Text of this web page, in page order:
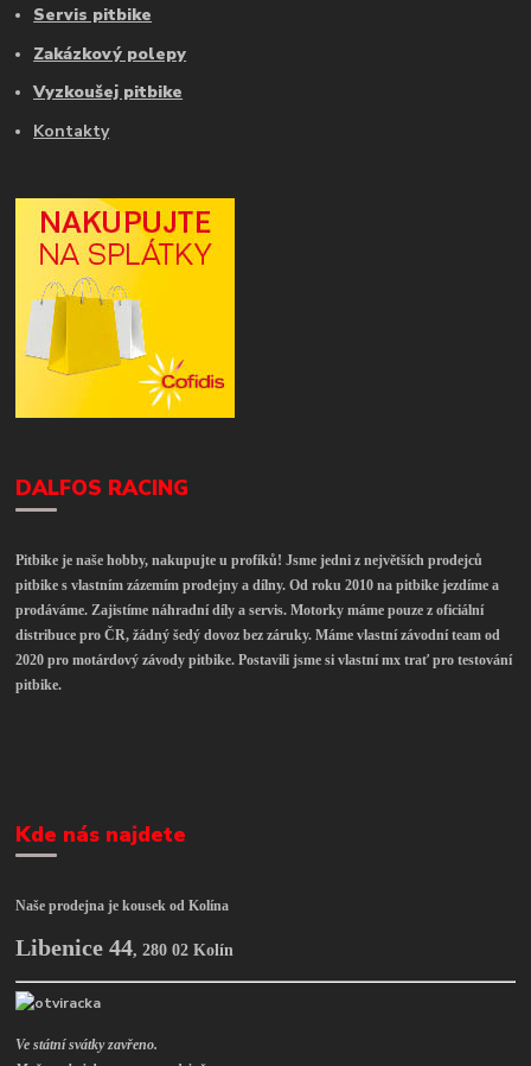
Servis pitbike
Zakázkový polepy
Vyzkoušej pitbike
Kontakty
DALFOS RACING
Pitbike je naše hobby, nakupujte u profíků! Jsme jedni z největších prodejců
pitbike s vlastním zázemím prodejny a dílny. Od roku 2010 na pitbike jezdíme a
prodáváme. Zajistíme náhradní díly a servis. Motorky máme pouze z oficiální
distribuce pro ČR, žádný šedý dovoz bez záruky. Máme vlastní závodní team od
2020 pro motárdový závody pitbike. Postavili jsme si vlastní mx trať pro testování
pitbike.
Kde nás najdete
Naše prodejna je kousek od Kolína
Libenice 44,280 02 Kolín
Ve státní svátky zavřeno.